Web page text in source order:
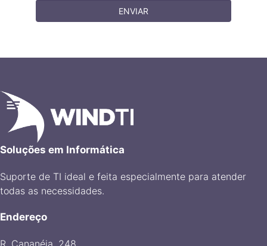
ENVIAR
Soluções em Informática
Suporte de TI ideal e feita especialmente para atender
todas as necessidades.
Endereço
R. Cananéia, 248